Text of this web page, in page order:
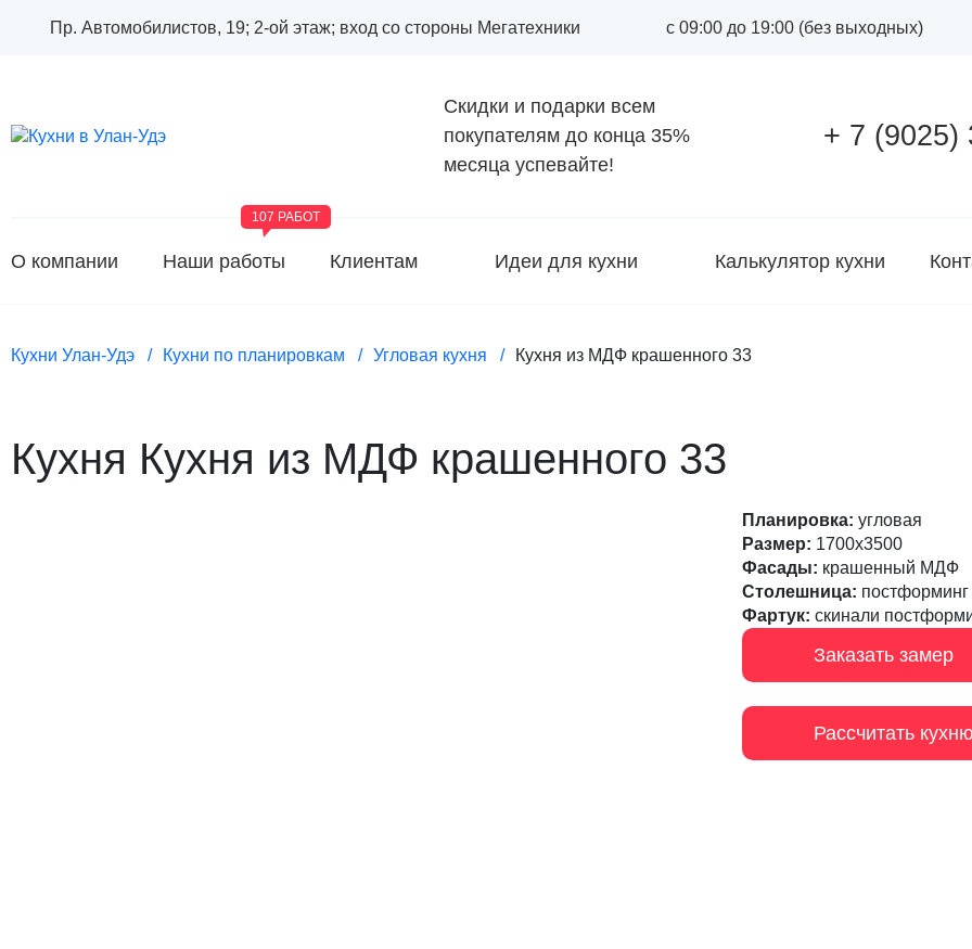
Пр. Автомобилистов, 19; 2-ой этаж; вход со стороны Мегатехники с 09:00 до 19:00 (без выходных)
Скидки и подарки всем
покупателям до конца 35%
месяца успевайте!
+ 7 (9025)
О компании
107 РАБОТ
Наши работы Клиентам Идеи для кухни Калькулятор кухни
Кухни Улан-Удэ Кухни по планировкам Угловая кухня Кухня из МДФ крашенного 33
Кухня Кухня из МДФ крашенного 33
Планировка: угловая
Размер: 1700х3500
Фасады: крашенный МДФ
Столешница: постформинг
Фартук: скинали
Заказать замер
Рассчитать кухню